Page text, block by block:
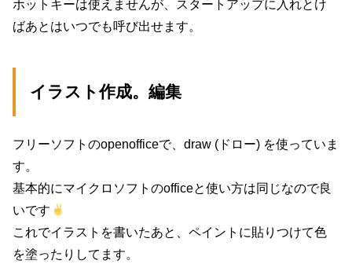
ホットキーは使えませんが、スタートアップに入れとけ
ばあとはいつでも呼び出せます。
イラスト作成。編集
フリーソフトのopenofficeで、draw (ドロー) を使っていま
す。
基本的にマイクロソフトのofficeと使い方は同じなので良
いです
これでイラストを書いたあと、ペイントに貼りつけて色
を塗ったりしてます。